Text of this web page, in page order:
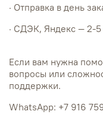
· Отправка в день
· СДЭК, Яндекс — 2-5
Если вам нужна
вопросы или
поддержки.
WhatsApp: +7 916